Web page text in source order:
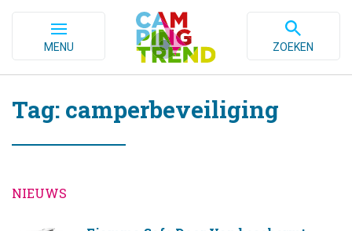
MENU ZOEKEN
Tag: camperbeveiliging
NIEUWS